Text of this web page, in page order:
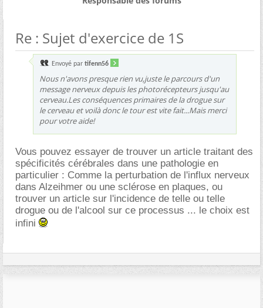
Re : Sujet d'exercice de 1S
Envoyé par tifenn56
Nous n'avons presque rien vu,juste le parcours d'un
message nerveux depuis les photorécepteurs jusqu'au
cerveau.Les conséquences primaires de la drogue sur
le cerveau et voilà donc le tour est vite fait...Mais merci
pour votre aide!
Vous pouvez essayer de trouver un article traitant des
spécificités cérébrales dans une pathologie en
particulier : Comme la perturbation de l'influx nerveux
dans Alzeihmer ou une sclérose en plaques, ou
trouver un article sur l'incidence de telle ou telle
drogue ou de l'alcool sur ce processus ... le choix est
infini